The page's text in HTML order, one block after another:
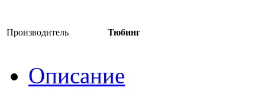
Производитель Тюбинг
Описание